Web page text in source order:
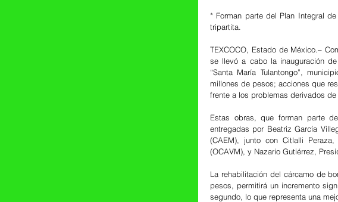
* Forman parte del Plan Integral
tripartita.
TEXCOCO, Estado de México.–
se llevó a cabo la inauguración
“Santa María Tulantongo”,
millones de pesos; acciones que
frente a los problemas derivados
Estas obras, que forman parte
entregadas por Beatriz García
(CAEM), junto con Citlalli
(OCAVM), y Nazario Gutiérrez,
La rehabilitación del cárcamo de
pesos, permitirá un incremento
segundo, lo que representa una